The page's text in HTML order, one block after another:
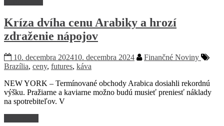
Kríza dvíha cenu Arabiky a hrozí
zdraženie nápojov
10. decembra 202410. decembra 2024
Finančné Noviny
Brazília, ceny, futures, káva
NEW YORK – Termínované obchody Arabica dosiahli rekordnú
výšku. Pražiarne a kaviarne možno budú musieť preniesť náklady
na spotrebiteľov. V